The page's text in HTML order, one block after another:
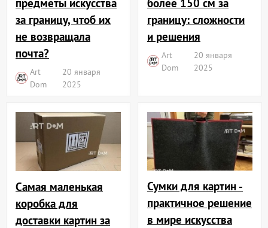
за границу, чтоб их
не возвращала
почта?
Art
Dom
20 января
2025
границу: сложности
и решения
Art
Dom
20 января
2025
Самая маленькая
коробка для
доставки картин за
Сумки для картин -
практичное решение
в мире искусства